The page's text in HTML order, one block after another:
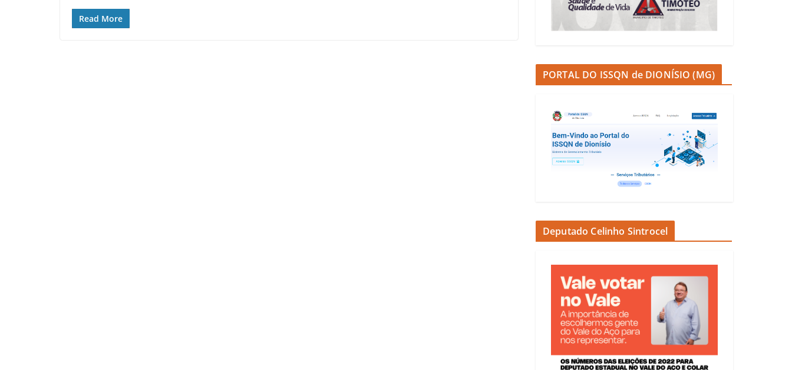
Read More
PORTAL DO ISSQN de DIONÍSIO (MG)
Deputado Celinho Sintrocel